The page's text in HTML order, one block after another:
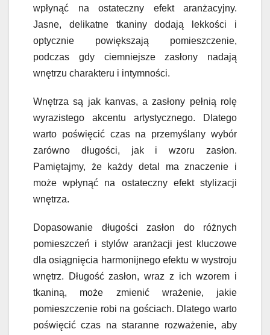
wpłynąć na ostateczny efekt aranżacyjny.
Jasne, delikatne tkaniny dodają lekkości i
optycznie powiększają pomieszczenie,
podczas gdy ciemniejsze zasłony nadają
wnętrzu charakteru i intymności.
Wnętrza są jak kanvas, a zasłony pełnią rolę
wyrazistego akcentu artystycznego. Dlatego
warto poświęcić czas na przemyślany wybór
zarówno długości, jak i wzoru zasłon.
Pamiętajmy, że każdy detal ma znaczenie i
może wpłynąć na ostateczny efekt stylizacji
wnętrza.
Dopasowanie długości zasłon do różnych
pomieszczeń i stylów aranżacji jest kluczowe
dla osiągnięcia harmonijnego efektu w wystroju
wnętrz. Długość zasłon, wraz z ich wzorem i
tkaniną, może zmienić wrażenie, jakie
pomieszczenie robi na gościach. Dlatego warto
poświęcić czas na staranne rozważenie, aby